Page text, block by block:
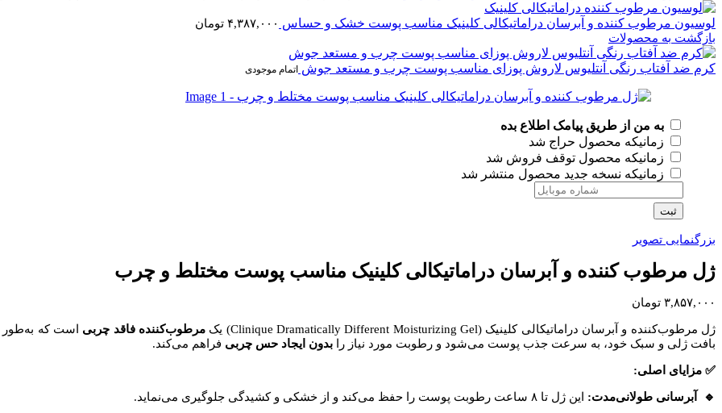
لوسیون مرطوب کننده و آبرسان دراماتیکالی کلینیک مناسب پوست خشک و حساس ۴,۳۸۷,۰۰۰ تومان
بازگشت به محصولات
کرم ضد آفتاب رنگی آنتلیوس لاروش پوزای مناسب پوست چرب و مستعد جوش اتمام موجودی
به من از طریق پیامک اطلاع بده
زمانیکه محصول حراج شد
زمانیکه محصول توقف فروش شد
زمانیکه نسخه جدید محصول منتشر شد
ثبت
بزرگنمایی تصویر
ژل مرطوب کننده و آبرسان دراماتیکالی کلینیک مناسب پوست مختلط و چرب
۳,۸۵۷,۰۰۰ تومان
ژل مرطوب‌کننده و آبرسان دراماتیکالی کلینیک (Clinique Dramatically Different Moisturizing Gel) یک مرطوب‌کننده فاقد چربی است که به‌طور
بافت ژلی و سبک خود، به سرعت جذب پوست می‌شود و رطوبت مورد نیاز را بدون ایجاد حس چربی فراهم می‌کند.​
✅ مزایای اصلی:
🔹 آبرسانی طولانی‌مدت: این ژل تا ۸ ساعت رطوبت پوست را حفظ می‌کند و از خشکی و کشیدگی جلوگیری می‌نماید.​